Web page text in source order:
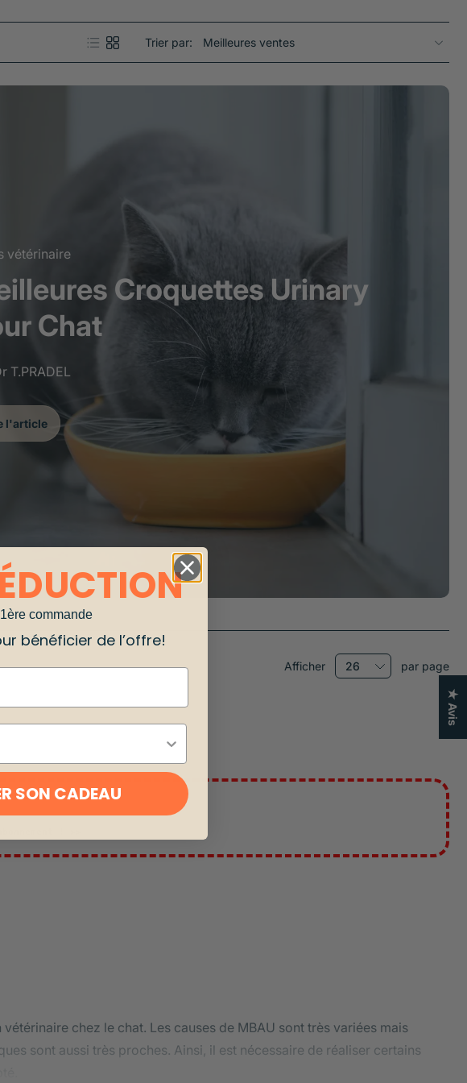
Trier par:
vétérinaire
Croquettes Urinary
Chat
T.PRADEL
l'article
Afficher par page
chez le chat. Les causes de MBAU sont très variées mais
sont aussi très proches. Ainsi, il est nécessaire de réaliser certains
★ Avis
commande
bénéficier de l’offre!
SON CADEAU